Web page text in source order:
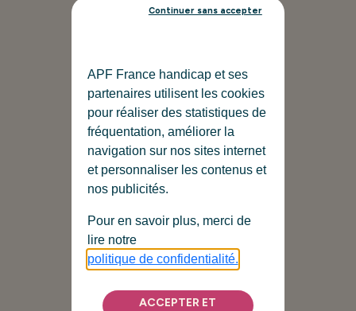
APF France handicap et ses
partenaires utilisent les cookies
pour réaliser des statistiques de
fréquentation, améliorer la
navigation sur nos sites internet
et personnaliser les contenus et
nos publicités.
Pour en savoir plus, merci de
lire notre
politique de confidentialité.
ACCEPTER ET
Continuer sans accepter